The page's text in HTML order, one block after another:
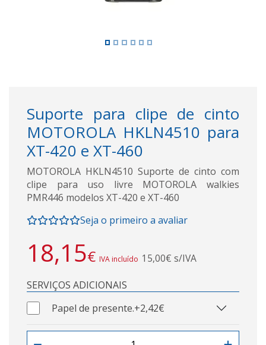
Suporte para clipe de cinto
MOTOROLA HKLN4510 para
XT-420 e XT-460
MOTOROLA HKLN4510 Suporte de cinto com
clipe para uso livre MOTOROLA walkies
PMR446 modelos XT-420 e XT-460
Seja o primeiro a avaliar
18,15€ IVA incluído 15,00€ s/IVA
SERVIÇOS ADICIONAIS
Papel de presente.+2,42€